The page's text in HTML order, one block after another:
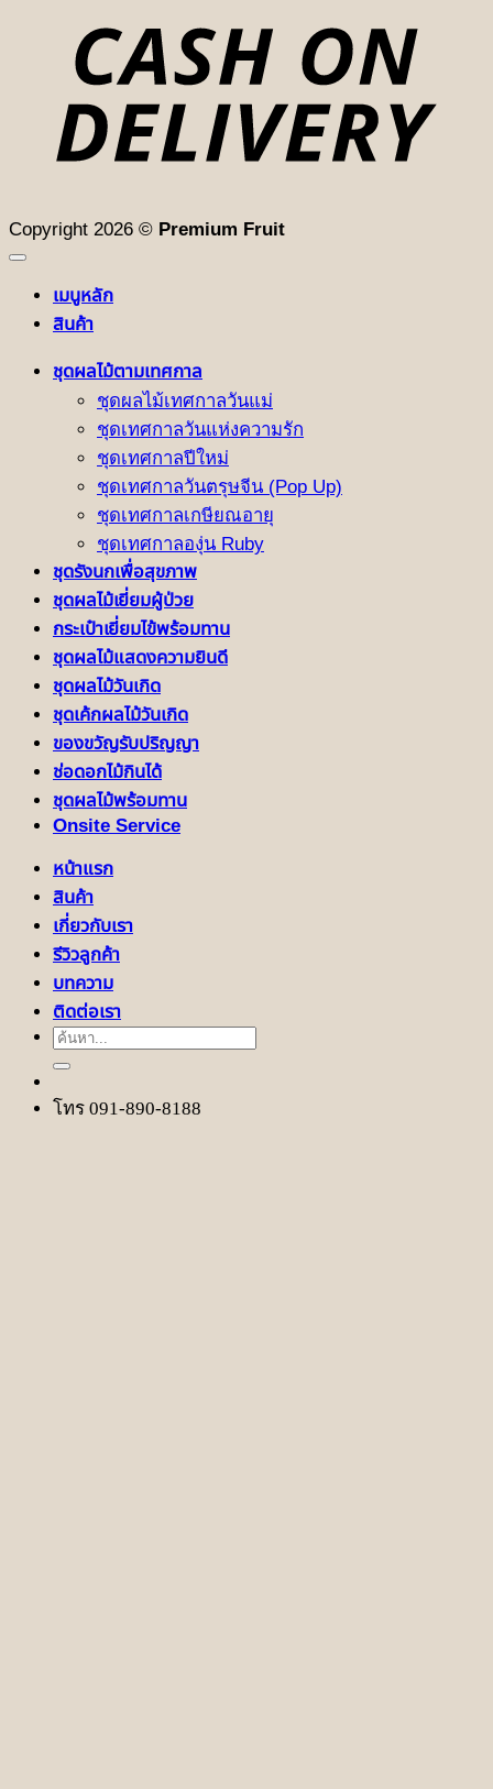
Copyright 2026 © Premium Fruit
เมนูหลัก
สินค้า
ชุดผลไม้ตามเทศกาล
ชุดผลไม้เทศกาลวันแม่
ชุดเทศกาลวันแห่งความรัก
ชุดเทศกาลปีใหม่
ชุดเทศกาลวันตรุษจีน (Pop Up)
ชุดเทศกาลเกษียณอายุ
ชุดเทศกาลองุ่น Ruby
ชุดรังนกเพื่อสุขภาพ
ชุดผลไม้เยี่ยมผู้ป่วย
กระเป๋าเยี่ยมไข้พร้อมทาน
ชุดผลไม้แสดงความยินดี
ชุดผลไม้วันเกิด
ชุดเค้กผลไม้วันเกิด
ของขวัญรับปริญญา
ช่อดอกไม้กินได้
ชุดผลไม้พร้อมทาน
Onsite Service
หน้าแรก
สินค้า
เกี่ยวกับเรา
รีวิวลูกค้า
บทความ
ติดต่อเรา
ค้นหา:
โทร 091-890-8188